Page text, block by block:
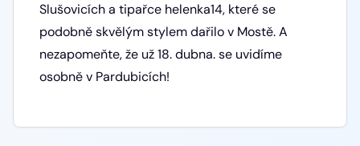
Slušovicích a tipařce helenka14, které se
podobně skvělým stylem dařilo v Mostě. A
nezapomeňte, že už 18. dubna. se uvidíme
osobně v Pardubicích!